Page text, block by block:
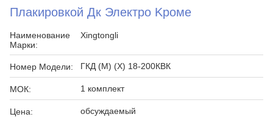
Плакировкой Дк Электро Kроме
Наименование
Марки:
Xingtongli
Номер Модели: ГКД (М) (Х) 18-200КВК
МОК: 1 комплект
Цена: обсуждаемый